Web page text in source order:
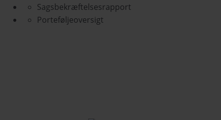
Sagsbekræftelsesrapport
Porteføljeoversigt